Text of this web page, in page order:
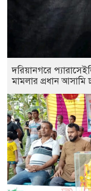
দরিয়ানগরে
মামলার প্রধান আসামি